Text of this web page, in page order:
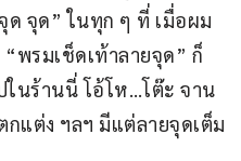
ด จุด” ในทุก ๆ ที่ เมื่อผม
พรมเช็ดเท้าลายจุด” ก็
ในร้านนี่ โอ้โห…โต๊ะ จาน
แต่ง ฯลฯ มีแต่ลายจุดเต็ม